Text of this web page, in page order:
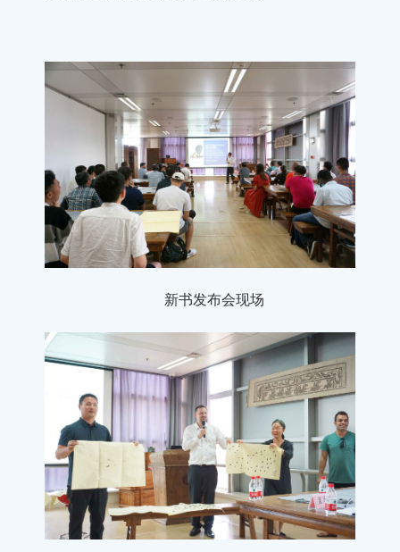
新书发布会现场